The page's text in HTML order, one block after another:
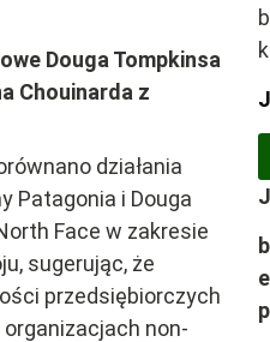
Douga Tompkinsa
Chouinarda z
działania
Patagonia i Douga
Face w zakresie
sugerując, że
przedsiębiorczych
non-